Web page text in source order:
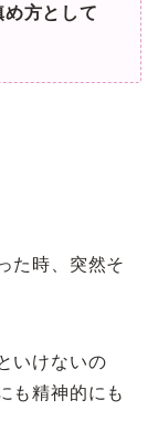
方として
た時、突然そ
いけないの
も精神的にも